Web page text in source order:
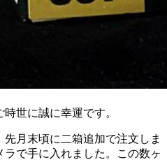
世に誠に幸運です。
月末頃に二箱追加で注文しま
ラで手に入れました。この数ヶ